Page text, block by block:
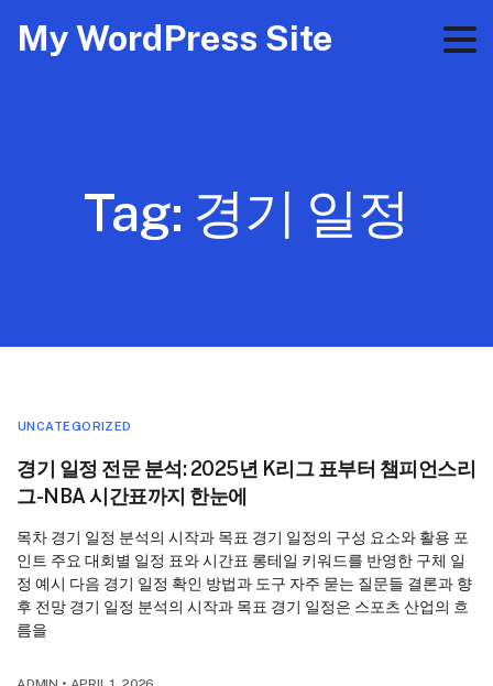
My WordPress Site
Tag: 경기 일정
UNCATEGORIZED
경기 일정 전문 분석: 2025년 K리그 표부터 챔피언스리
그-NBA 시간표까지 한눈에
목차 경기 일정 분석의 시작과 목표 경기 일정의 구성 요소와 활용 포
인트 주요 대회별 일정 표와 시간표 롱테일 키워드를 반영한 구체 일
정 예시 다음 경기 일정 확인 방법과 도구 자주 묻는 질문들 결론과 향
후 전망 경기 일정 분석의 시작과 목표 경기 일정은 스포츠 산업의 흐
름을